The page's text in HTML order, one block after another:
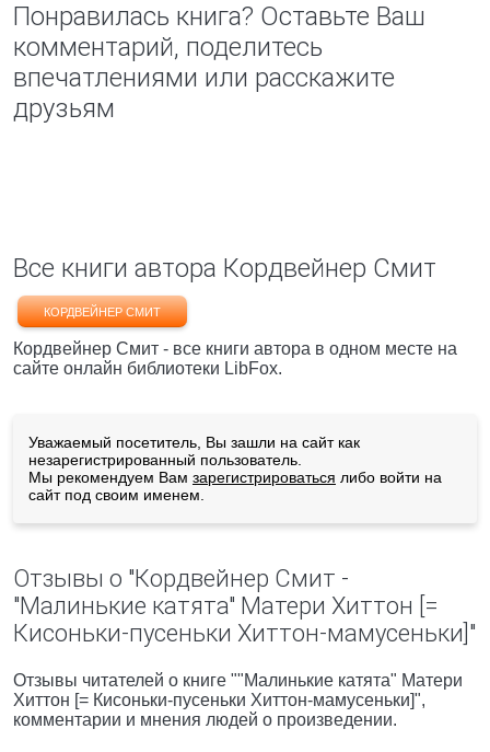
Понравилась книга? Оставьте Ваш
комментарий, поделитесь
впечатлениями или расскажите
друзьям
Все книги автора Кордвейнер Смит
КОРДВЕЙНЕР СМИТ
Кордвейнер Смит - все книги автора в одном месте на
сайте онлайн библиотеки LibFox.
Уважаемый посетитель, Вы зашли на сайт как
незарегистрированный пользователь.
Мы рекомендуем Вам зарегистрироваться либо войти на
сайт под своим именем.
Отзывы о "Кордвейнер Смит -
"Малинькие катята" Матери Хиттон [=
Кисоньки-пусеньки Хиттон-мамусеньки]"
Отзывы читателей о книге ""Малинькие катята" Матери
Хиттон [= Кисоньки-пусеньки Хиттон-мамусеньки]",
комментарии и мнения людей о произведении.